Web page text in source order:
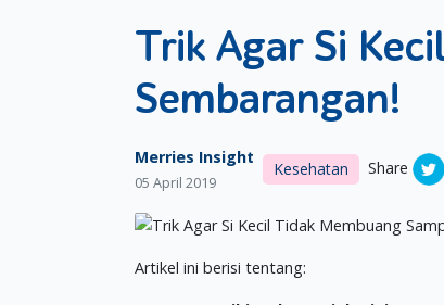
Trik Agar Si
Sembarangan!
Merries Insight
05 April 2019
Kesehatan Share
Artikel ini berisi tentang: